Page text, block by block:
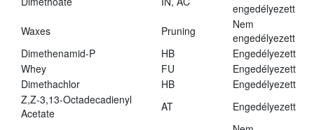
engedélyezett
Waxes
Pruning
Nem
engedélyezett
Dimethenamid-P
HB
Engedélyezett
Whey
FU
Engedélyezett
Dimethachlor
HB
Engedélyezett
Z,Z-3,13-Octadecadienyl
Acetate
AT Engedélyezett